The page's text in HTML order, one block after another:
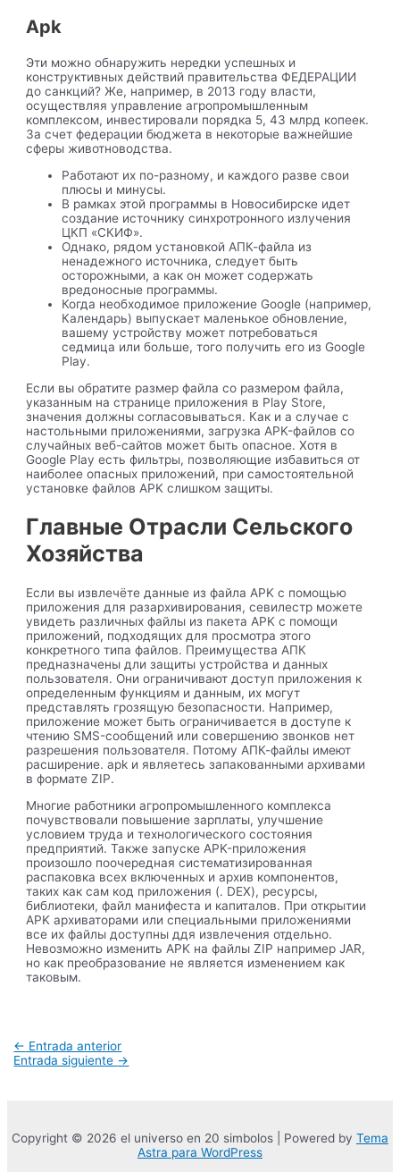
Apk
Эти можно обнаружить нередки успешных и
конструктивных действий правительства ФЕДЕРАЦИИ
до санкций? Же, например, в 2013 году власти,
осуществляя управление агропромышленным
комплексом, инвестировали порядка 5, 43 млрд копеек.
За счет федерации бюджета в некоторые важнейшие
сферы животноводства.
Работают их по-разному, и каждого разве свои
плюсы и минусы.
В рамках этой программы в Новосибирске идет
создание источнику синхротронного излучения
ЦКП «СКИФ».
Однако, рядом установкой АПК-файла из
ненадежного источника, следует быть
осторожными, а как он может содержать
вредоносные программы.
Когда необходимое приложение Google (например,
Календарь) выпускает маленькое обновление,
вашему устройству может потребоваться
седмица или больше, того получить его из Google
Play.
Если вы обратите размер файла со размером файла,
указанным на странице приложения в Play Store,
значения должны согласовываться. Как и а случае с
настольными приложениями, загрузка APK-файлов со
случайных веб-сайтов может быть опасное. Хотя в
Google Play есть фильтры, позволяющие избавиться от
наиболее опасных приложений, при самостоятельной
установке файлов APK слишком защиты.
Главные Отрасли Сельского
Хозяйства
Если вы извлечёте данные из файла APK с помощью
приложения для разархивирования, севилестр можете
увидеть различных файлы из пакета APK с помощи
приложений, подходящих для просмотра этого
конкретного типа файлов. Преимущества АПК
предназначены дли защиты устройства и данных
пользователя. Они ограничивают доступ приложения к
определенным функциям и данным, их могут
представлять грозящую безопасности. Например,
приложение может быть ограничивается в доступе к
чтению SMS-сообщений или совершению звонков нет
разрешения пользователя. Потому АПК-файлы имеют
расширение. apk и являетесь запакованными архивами
в формате ZIP.
Многие работники агропромышленного комплекса
почувствовали повышение зарплаты, улучшение
условием труда и технологического состояния
предприятий. Также запуске APK-приложения
произошло поочередная систематизированная
распаковка всех включенных и архив компонентов,
таких как сам код приложения (. DEX), ресурсы,
библиотеки, файл манифеста и капиталов. При открытии
APK архиваторами или специальными приложениями
все их файлы доступны ддя извлечения отдельно.
Невозможно изменить APK на файлы ZIP например JAR,
но как преобразование не является изменением как
таковым.
Navegación
de
← Entrada anterior
Entrada siguiente →
Copyright © 2026 el universo en 20 simbolos | Powered by Tema
Astra para WordPress